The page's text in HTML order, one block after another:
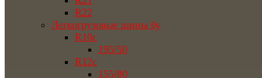
R22
Легкогрузовые шины бу
R10c
195/50
R12c
155/80